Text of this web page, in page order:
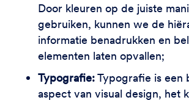
Door kleuren op de juiste
gebruiken, kunnen we de
informatie benadrukken en
elementen laten opvallen;
Typografie:Typografie is een
aspect van visual design, het